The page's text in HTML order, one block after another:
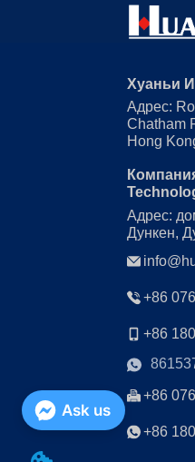
Хуаньи
Адрес:
Chatham
Hong
Адрес:
Дункен,
+86
+86
+86
+86
Ask us